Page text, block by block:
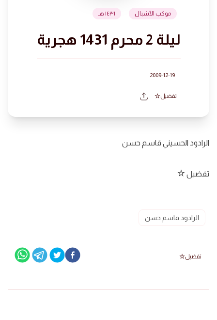
موكب الأشبال ١٤٣١ هـ
ليلة 2 محرم 1431 هجرية
2009-12-19
تفضيل
الرادود الحسيني قاسم حسن
تفضيل
الرادود قاسم حسن
تفضيل